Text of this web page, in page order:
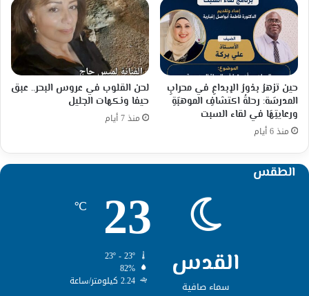
حين تزهرُ بذورُ الإبداعِ في محرابِ
المدرسَة: رحلةُ اكتشافِ الموهبَةِ
ورعايتِهَا في لقاء السبت
منذ 6 أيام
لحن القلوب في عروس البحر.. عبق
حيفا ونكهات الجليل
منذ 7 أيام
الطقس
القدس
سماء صافية
23
℃
82%
2.24 كيلومتر/ساعة